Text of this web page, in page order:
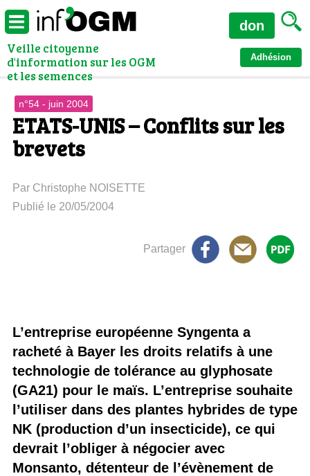
Veille citoyenne
d'information sur les OGM
et les semences
Adhésion
don
n°54 - juin 2004
ETATS-UNIS – Conflits sur les
brevets
Par Christophe NOISETTE
Publié le 20/05/2004
Partager
L’entreprise européenne Syngenta a
racheté à Bayer les droits relatifs à une
technologie de tolérance au glyphosate
(GA21) pour le maïs. L’entreprise souhaite
l’utiliser dans des plantes hybrides de type
NK (production d’un insecticide), ce qui
devrait l’obliger à négocier avec
Monsanto, détenteur de l’évènement de